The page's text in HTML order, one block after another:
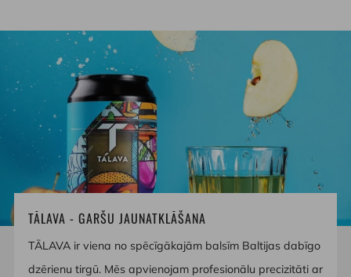
TĀLAVA - GARŠU JAUNATKLĀŠANA
TĀLAVA ir viena no spēcīgākajām balsīm Baltijas dabīgo
dzērienu tirgū. Mēs apvienojam profesionālu precizitāti ar